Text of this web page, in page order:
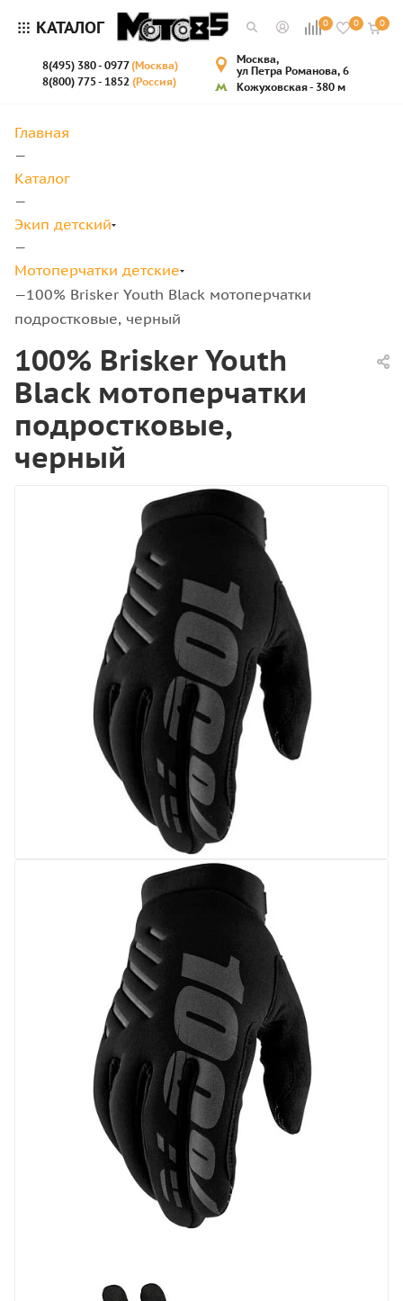
КАТАЛОГ 0 0 0
8(495) 380 - 0977(Москва)
8(800) 775 - 1852 (Россия)
Москва,
ул Петра Романова, 6
Кожуховская - 380 м
Главная
—
Каталог
—
Экип детский
—
Мотоперчатки детские
—100% Brisker Youth Black мотоперчатки
подростковые, черный
100% Brisker Youth
Black мотоперчатки
подростковые,
черный